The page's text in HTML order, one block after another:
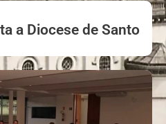
a Diocese de Santo